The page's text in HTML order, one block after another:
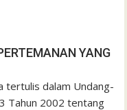
YANG
tertulis dalam Undang-
Tahun 2002 tentang